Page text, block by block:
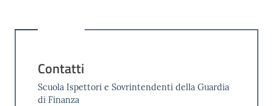
Contatti
Scuola Ispettori e Sovrintendenti della Guardia
di Finanza